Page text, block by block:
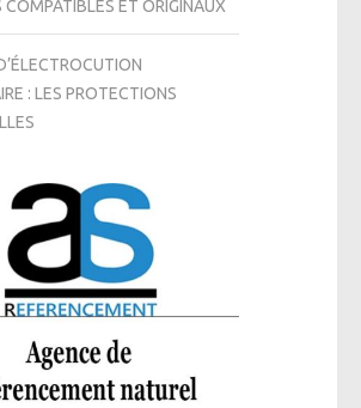
ET ORIGINAUX
: LES PROTECTIONS